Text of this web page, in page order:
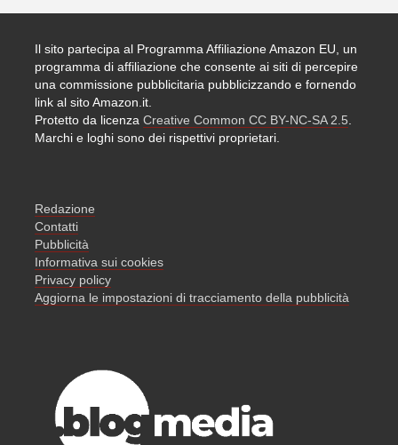
Il sito partecipa al Programma Affiliazione Amazon EU, un
programma di affiliazione che consente ai siti di percepire
una commissione pubblicitaria pubblicizzando e fornendo
link al sito Amazon.it.
Protetto da licenza Creative Common CC BY-NC-SA 2.5
Marchi e loghi sono dei rispettivi proprietari.
Redazione
Contatti
Pubblicità
Informativa sui cookies
Privacy policy
Aggiorna le impostazioni di tracciamento della pubblicità